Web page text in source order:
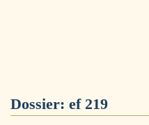
Dossier: ef 219